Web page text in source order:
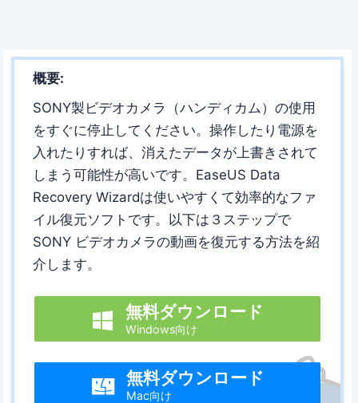
概要:
SONY製ビデオカメラ（ハンディカム）の使用
をすぐに停止してください。操作したり電源を
入れたりすれば、消えたデータが上書きされて
しまう可能性が高いです。EaseUS Data
Recovery Wizardは使いやすくて効率的なファ
イル復元ソフトです。以下は３ステップで
SONY ビデオカメラの動画を復元する方法を紹
介します。
 無料ダウンロード
Windows向け
 無料ダウンロード
Mac向け